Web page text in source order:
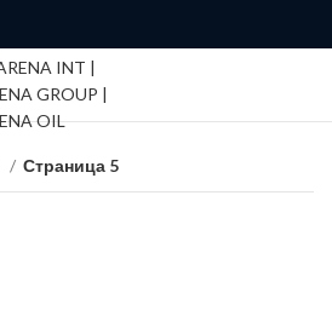
Страница 5